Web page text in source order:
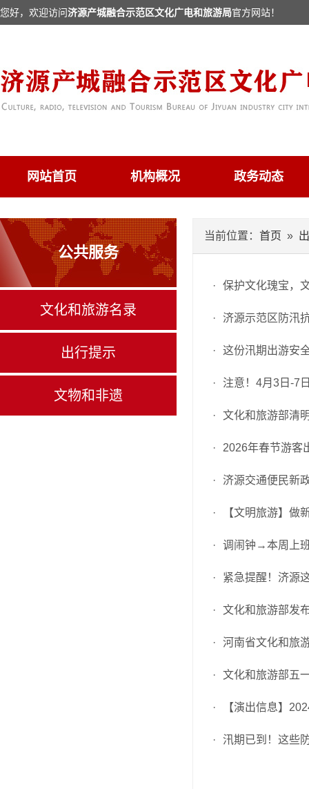
您好，欢迎访问济源产城融合示范区文化广电和旅游局官方网站！
网站首页 机构概况 政务动态
公共服务
文化和旅游名录
出行提示
文物和非遗
当前位置： 首页 »
· 保护文化瑰宝，
· 济源示范区防汛
· 这份汛期出游安
· 注意！4月3日-7
· 文化和旅游部清
· 2026年春节游客
· 济源交通便民新
· 【文明旅游】做
· 调闹钟→本周上
· 紧急提醒！济源
· 文化和旅游部发
· 河南省文化和旅
· 文化和旅游部五
· 【演出信息】
· 汛期已到！这些